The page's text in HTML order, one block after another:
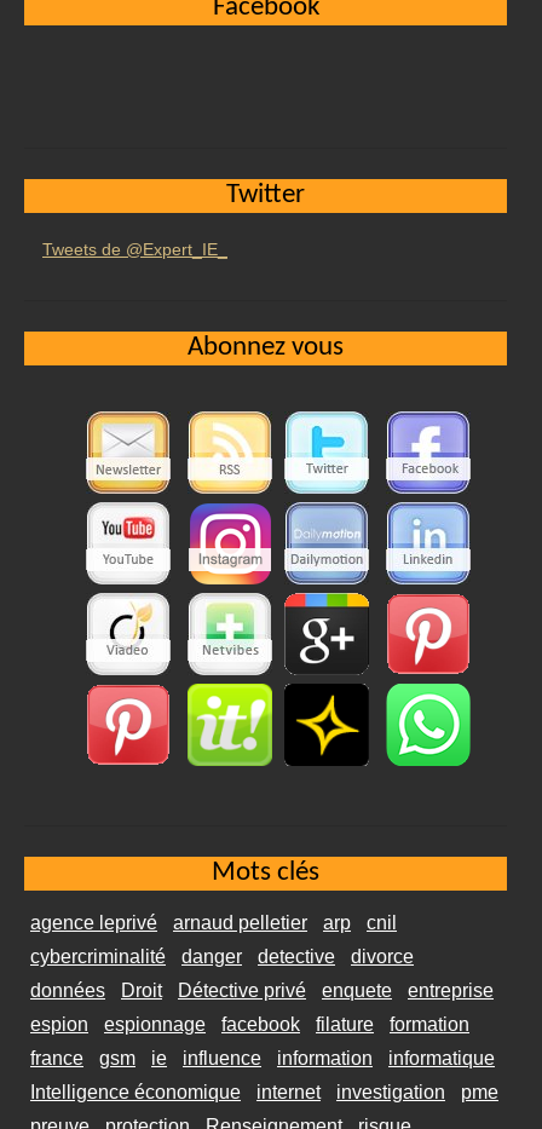
Facebook
Twitter
Tweets de @Expert_IE_
Abonnez vous
Mots clés
agence leprivé arnaud pelletier arp
cnil
cybercriminalité
danger detective
divorce
données
Droit Détective privé enquete
entreprise
espion
espionnage facebook filature
formation
france
gsm ie influence information
informatique
Intelligence économique
internet investigation
pme